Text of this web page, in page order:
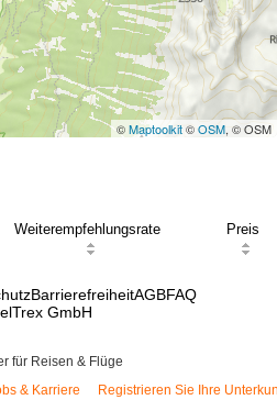
©Maptoolkit©OSM, © OSM
Weiterempfehlungsrate Preis
BarrierefreiheitAGBFAQ
GmbH